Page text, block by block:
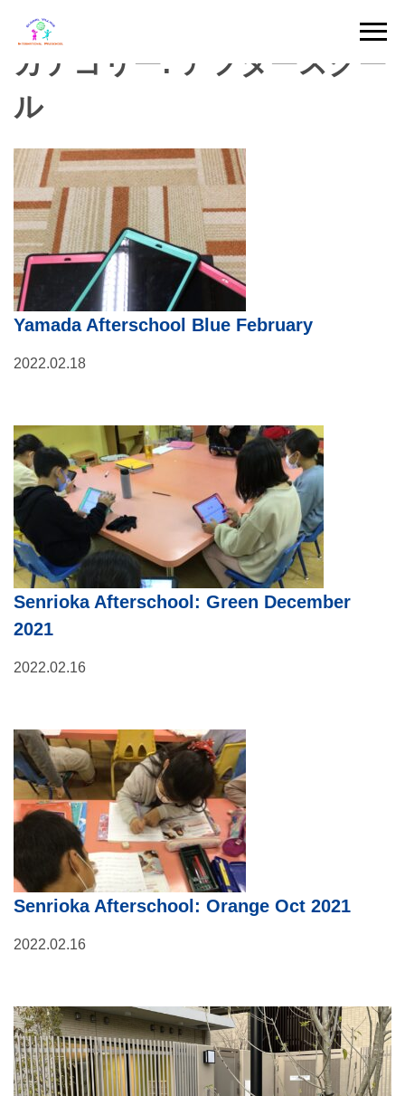
Skip
content
カテゴリー: アフタースクー
ル
Yamada Afterschool Blue February
2022.02.18
Senrioka Afterschool: Green December
2021
2022.02.16
Senrioka Afterschool: Orange Oct 2021
2022.02.16